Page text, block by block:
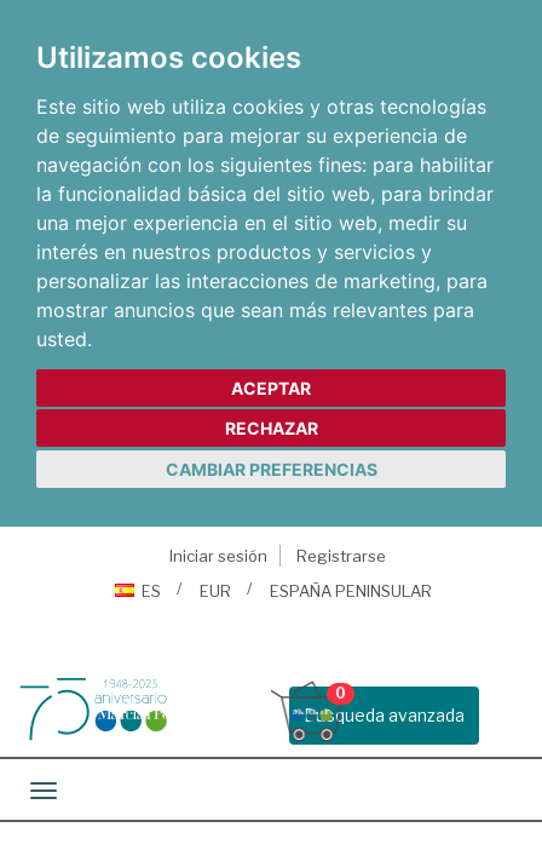
Utilizamos cookies
Este sitio web utiliza cookies y otras tecnologías
de seguimiento para mejorar su experiencia de
navegación con los siguientes fines: para habilitar
la funcionalidad básica del sitio web, para brindar
una mejor experiencia en el sitio web, medir su
interés en nuestros productos y servicios y
personalizar las interacciones de marketing, para
mostrar anuncios que sean más relevantes para
usted.
ACEPTAR
RECHAZAR
CAMBIAR PREFERENCIAS
Iniciar sesión
Registrarse
ES
EUR ESPAÑA PENINSULAR
Busqueda avanzada
0
Toggle navigation